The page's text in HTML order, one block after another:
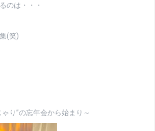
のは・・・
(笑)
り”の忘年会から始まり～